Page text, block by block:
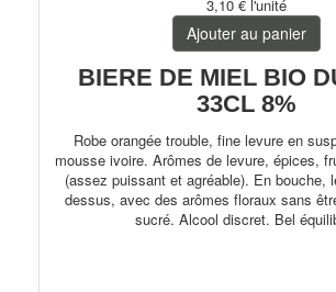
Fruitées
PerfectDraft
Autres pays
3,10 € l'unité
Ajouter au panier
BIERE DE MIEL BIO
33CL 8%
Robe orangée trouble, fine levure en
mousse ivoire. Arômes de levure, épices,
(assez puissant et agréable). En bouche,
dessus, avec des arômes floraux sans
sucré. Alcool discret. Bel